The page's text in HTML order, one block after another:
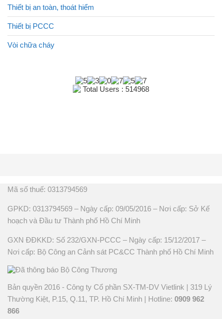
Thiết bị an toàn, thoát hiểm
Thiết bị PCCC
Vòi chữa cháy
Total Users : 514968
Mã số thuế: 0313794569
GPKD: 0313794569 – Ngày cấp: 09/05/2016 – Nơi cấp: Sở Kế
hoạch và Đầu tư Thành phố Hồ Chí Minh
GXN ĐĐKKD: Số 232/GXN-PCCC – Ngày cấp: 15/12/2017 –
Nơi cấp: Bộ Công an Cảnh sát PC&CC Thành phố Hồ Chí Minh
Bản quyền 2016 - Công ty Cổ phần SX-TM-DV Vietlink | 319 Lý
Thường Kiệt, P.15, Q.11, TP. Hồ Chí Minh | Hotline: 0909 962
866